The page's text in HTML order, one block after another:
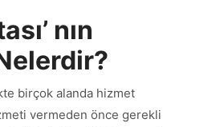
nın
birçok alanda hizmet
vermeden önce gerekli